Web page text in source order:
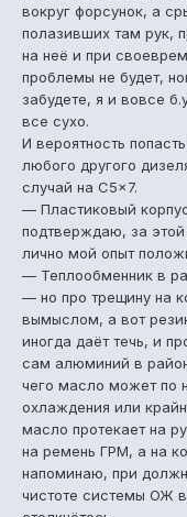
вокруг форсунок, а
полазивших там рук,
на неё и при
проблемы не будет,
забудете, я и вовсе
все сухо.
И вероятность
любого другого
случай на C5x7.
— Пластиковый
подтверждаю, за
лично мой опыт
— Теплообменник в
— но про трещину на
вымыслом, а вот
иногда даёт течь, и
сам алюминий в
чего масло может по
охлаждения или
масло протекает на
на ремень ГРМ, а на
напоминаю, при
чистоте системы ОЖ